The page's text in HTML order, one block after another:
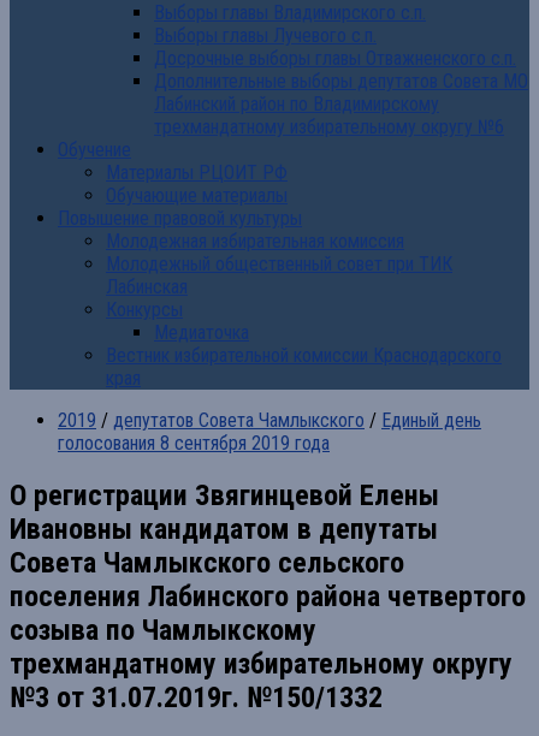
Выборы главы Владимирского с.п.
Выборы главы Лучевого с.п.
Досрочные выборы главы Отважненского с.п.
Дополнительные выборы депутатов Совета МО
Лабинский район по Владимирскому
трехмандатному избирательному округу №6
Обучение
Материалы РЦОИТ РФ
Обучающие материалы
Повышение правовой культуры
Молодежная избирательная комиссия
Молодежный общественный совет при ТИК
Лабинская
Конкурсы
Медиаточка
Вестник избирательной комиссии Краснодарского
края
2019 / депутатов Совета Чамлыкского / Единый день
голосования 8 сентября 2019 года
О регистрации Звягинцевой Елены
Ивановны кандидатом в депутаты
Совета Чамлыкского сельского
поселения Лабинского района четвертого
созыва по Чамлыкскому
трехмандатному избирательному округу
№3 от 31.07.2019г. №150/1332